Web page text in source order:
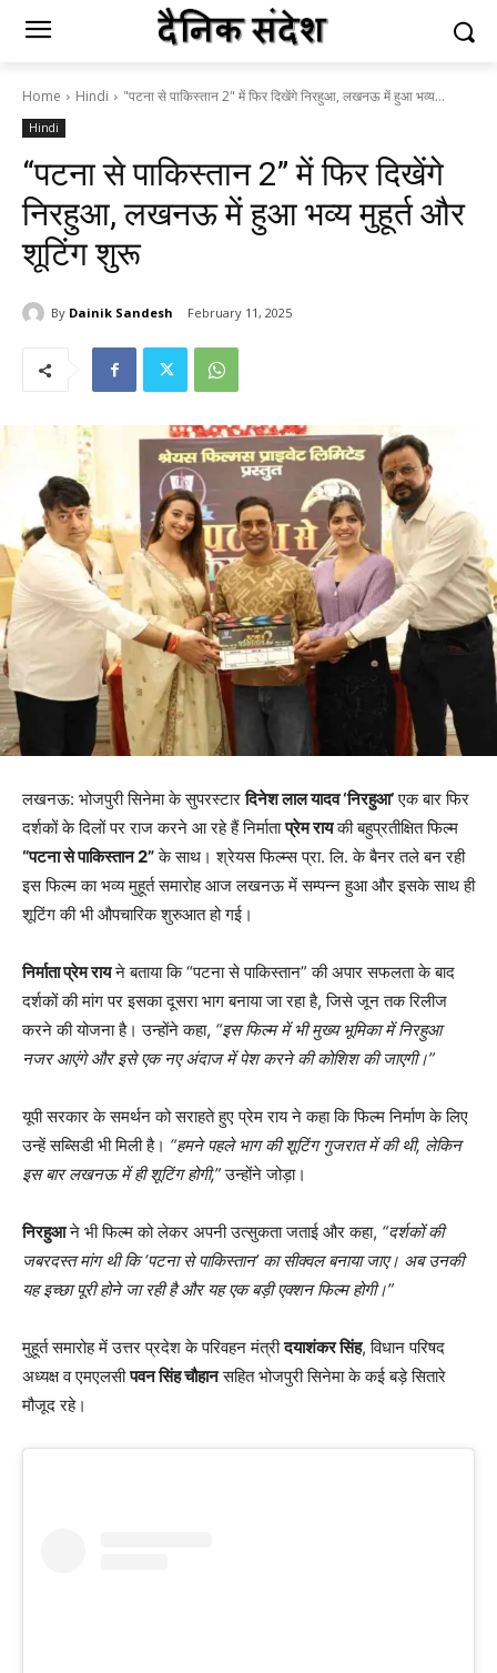
Home Hindi "पटना से पाकिस्तान 2" में फिर दिखेंगे निरहुआ, लखनऊ में हुआ भव्य...
Hindi
“पटना से पाकिस्तान 2” में फिर दिखेंगे
निरहुआ, लखनऊ में हुआ भव्य मुहूर्त और
शूटिंग शुरू
By Dainik Sandesh February 11, 2025
लखनऊ: भोजपुरी सिनेमा के सुपरस्टारदिनेश लाल यादव ‘निरहुआ’एक बार फिर
दर्शकों के दिलों पर राज करने आ रहे हैं निर्माताप्रेम रायकी बहुप्रतीक्षित फिल्म
“पटना से पाकिस्तान 2”के साथ। श्रेयस फिल्म्स प्रा. लि. के बैनर तले बन रही
इस फिल्म का भव्य मुहूर्त समारोह आज लखनऊ में सम्पन्न हुआ और इसके साथ ही
शूटिंग की भी औपचारिक शुरुआत हो गई।
निर्माता प्रेम रायने बताया कि “पटना से पाकिस्तान” की अपार सफलता के बाद
दर्शकों की मांग पर इसका दूसरा भाग बनाया जा रहा है, जिसे जून तक रिलीज
करने की योजना है। उन्होंने कहा, “इस फिल्म में भी मुख्य भूमिका में निरहुआ
नजर आएंगे और इसे एक नए अंदाज में पेश करने की कोशिश की जाएगी।”
यूपी सरकार के समर्थन को सराहते हुए प्रेम राय ने कहा कि फिल्म निर्माण के लिए
उन्हें सब्सिडी भी मिली है। “हमने पहले भाग की शूटिंग गुजरात में की थी, लेकिन
इस बार लखनऊ में ही शूटिंग होगी,”उन्होंने जोड़ा।
निरहुआने भी फिल्म को लेकर अपनी उत्सुकता जताई और कहा, “दर्शकों की
जबरदस्त मांग थी कि ‘पटना से पाकिस्तान’ का सीक्वल बनाया जाए। अब उनकी
यह इच्छा पूरी होने जा रही है और यह एक बड़ी एक्शन फिल्म होगी।”
मुहूर्त समारोह में उत्तर प्रदेश के परिवहन मंत्रीदयाशंकर सिंह, विधान परिषद
अध्यक्ष व एमएलसीपवन सिंह चौहानसहित भोजपुरी सिनेमा के कई बड़े सितारे
मौजूद रहे।